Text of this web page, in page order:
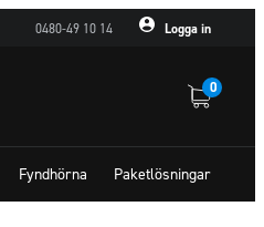
0480-49 10 14 Logga in
0
Fyndhörna Paketlösningar